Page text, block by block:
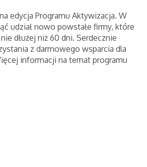
edycja Programu Aktywizacja. W
udział nowo powstałe firmy, które
dłużej niż 60 dni. Serdecznie
z darmowego wsparcia dla
informacji na temat programu